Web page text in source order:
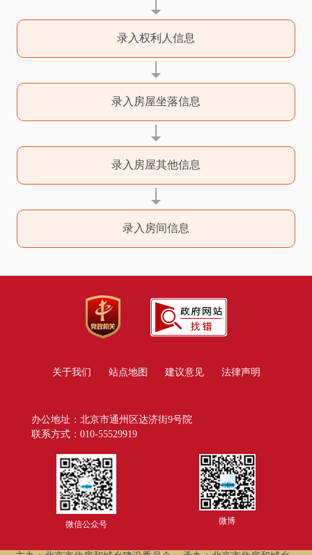
录入权利人信息
录入房屋坐落信息
录入房屋其他信息
录入房间信息
关于我们 站点地图 建议意见 法律声明
办公地址：北京市通州区达济街9号院
联系方式：010-55529919
微信公众号 微博